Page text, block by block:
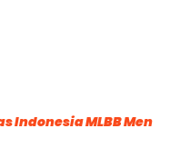
Indonesia MLBB Men